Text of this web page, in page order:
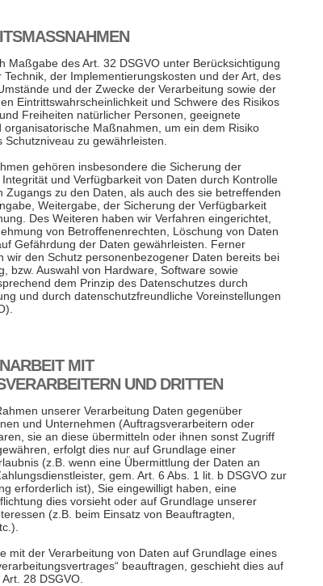
Maßgabe des Art. 32 DSGVO unter Berücksichtigung
Technik, der Implementierungskosten und der Art, des
und der Zwecke der Verarbeitung sowie der
Eintrittswahrscheinlichkeit und Schwere des Risikos
Freiheiten natürlicher Personen, geeignete
organisatorische Maßnahmen, um ein dem Risiko
Schutzniveau zu gewährleisten.
gehören insbesondere die Sicherung der
und Verfügbarkeit von Daten durch Kontrolle
Zugangs zu den Daten, als auch des sie betreffenden
Weitergabe, der Sicherung der Verfügbarkeit
Des Weiteren haben wir Verfahren eingerichtet,
von Betroffenenrechten, Löschung von Daten
Gefährdung der Daten gewährleisten. Ferner
wir den Schutz personenbezogener Daten bereits bei
bzw. Auswahl von Hardware, Software sowie
dem Prinzip des Datenschutzes durch
und durch datenschutzfreundliche Voreinstellungen
MIT
UND DRITTEN
unserer Verarbeitung Daten gegenüber
und Unternehmen (Auftragsverarbeitern oder
sie an diese übermitteln oder ihnen sonst Zugriff
erfolgt dies nur auf Grundlage einer
(z.B. wenn eine Übermittlung der Daten an
gem. Art. 6 Abs. 1 lit. b DSGVO zur
erforderlich ist), Sie eingewilligt haben, eine
dies vorsieht oder auf Grundlage unserer
(z.B. beim Einsatz von Beauftragten,
mit der Verarbeitung von Daten auf Grundlage eines
beauftragen, geschieht dies auf
28 DSGVO.